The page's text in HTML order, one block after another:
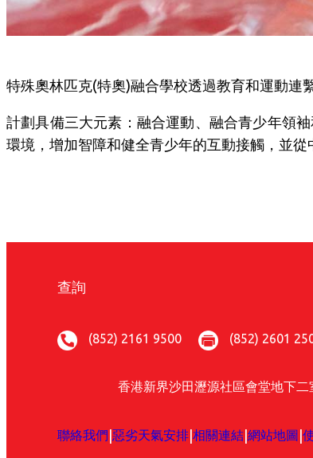
特殊奧林匹克(特奧)融合學校透過教育和運動連
計劃具備三大元素：融合運動、融合青少年領
環境，增加智障和健全青少年的互動接觸，並
查詢
(852) 2161 9500 (852) 2601
香港新界沙田瀝源社區會堂地下二
聯絡我們 惡劣天氣安排 相關連結 網站地圖